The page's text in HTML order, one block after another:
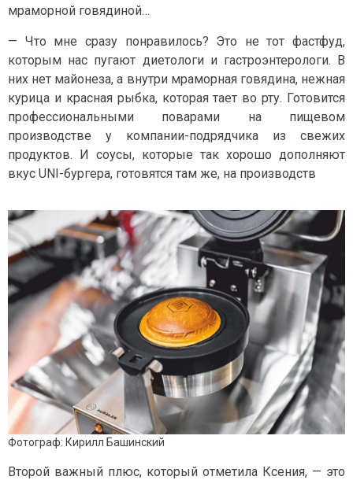
мраморной говядиной…
— Что мне сразу понравилось? Это не тот фастфуд,
которым нас пугают диетологи и гастроэнтерологи. В
них нет майонеза, а внутри мраморная говядина, нежная
курица и красная рыбка, которая тает во рту. Готовится
профессиональными поварами на пищевом
производстве у компании-подрядчика из свежих
продуктов. И соусы, которые так хорошо дополняют
вкус UNI-бургера, готовятся там же, на производств
Фотограф: Кирилл Башинский
Второй важный плюс, который отметила Ксения, — это